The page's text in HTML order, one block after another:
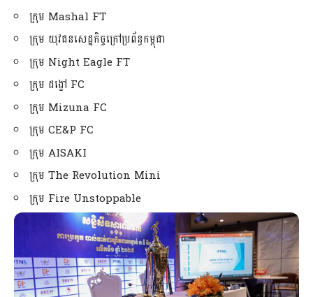
ក្រុម Mashal FT
ក្រុម យុវជនសេដ្ឋកិច្ចក្រៅប្រព័ន្ធកម្ពុជា
ក្រុម Night Eagle FT
ក្រុម ដង្ខៅ FC
ក្រុម Mizuna FC
ក្រុម CE&P FC
ក្រុម AISAKI
ក្រុម The Revolution Mini
ក្រុម Fire Unstoppable